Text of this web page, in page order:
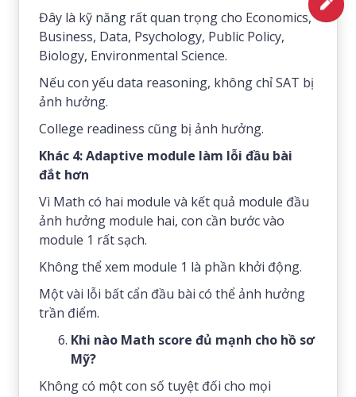
Đây là kỹ năng rất quan trọng cho Economics,
Business, Data, Psychology, Public Policy,
Biology, Environmental Science.
Nếu con yếu data reasoning, không chỉ SAT bị
ảnh hưởng.
College readiness cũng bị ảnh hưởng.
Khác 4: Adaptive module làm lỗi đầu bài
đắt hơn
Vì Math có hai module và kết quả module đầu
ảnh hưởng module hai, con cần bước vào
module 1 rất sạch.
Không thể xem module 1 là phần khởi động.
Một vài lỗi bất cẩn đầu bài có thể ảnh hưởng
trần điểm.
Khi nào Math score đủ mạnh cho hồ sơ
Mỹ?
Không có một con số tuyệt đối cho mọi